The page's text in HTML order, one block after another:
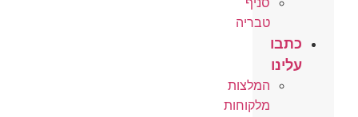
טבריה
כתבו
עלינו
המלצות
מלקוחות